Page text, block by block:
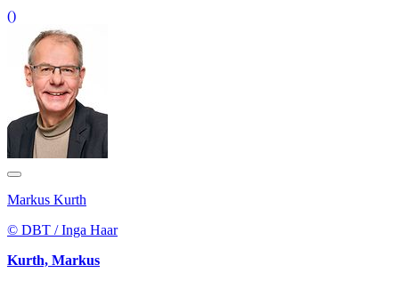
()
Markus Kurth
© DBT / Inga Haar
Kurth, Markus